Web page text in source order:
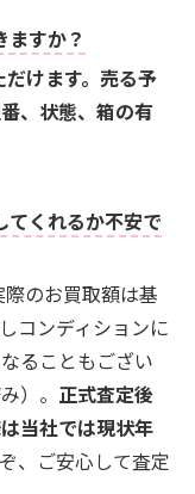
すか？
けます。売る予
、状態、箱の有
くれるか不安で
のお買取額は基
コンディションに
ることもござい
）。 正式査定後
当社では現状年
、ご安心して査定